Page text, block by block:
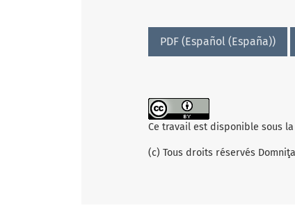
PDF (Español (España))
Ce travail est disponible sous
(c) Tous droits réservés